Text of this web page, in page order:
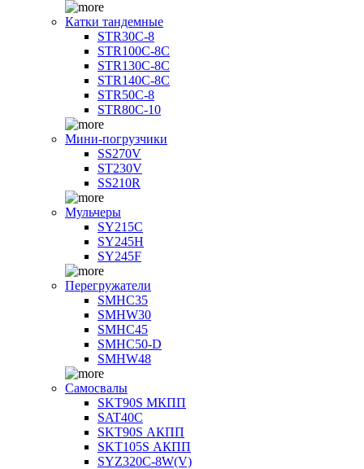
Катки тандемные
STR30C-8
STR100C-8С
STR130C-8С
STR140C-8С
STR50C-8
STR80C-10
Мини-погрузчики
SS270V
ST230V
SS210R
Мульчеры
SY215C
SY245H
SY245F
Перегружатели
SMHC35
SMHW30
SMHC45
SMHC50-D
SMHW48
Самосвалы
SKT90S МКПП
SAT40C
SKT90S АКПП
SKT105S АКПП
SYZ320C-8W(V)